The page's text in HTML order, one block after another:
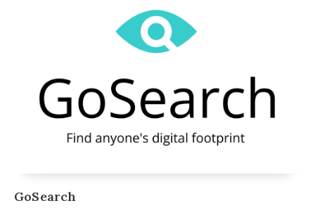
GoSearch